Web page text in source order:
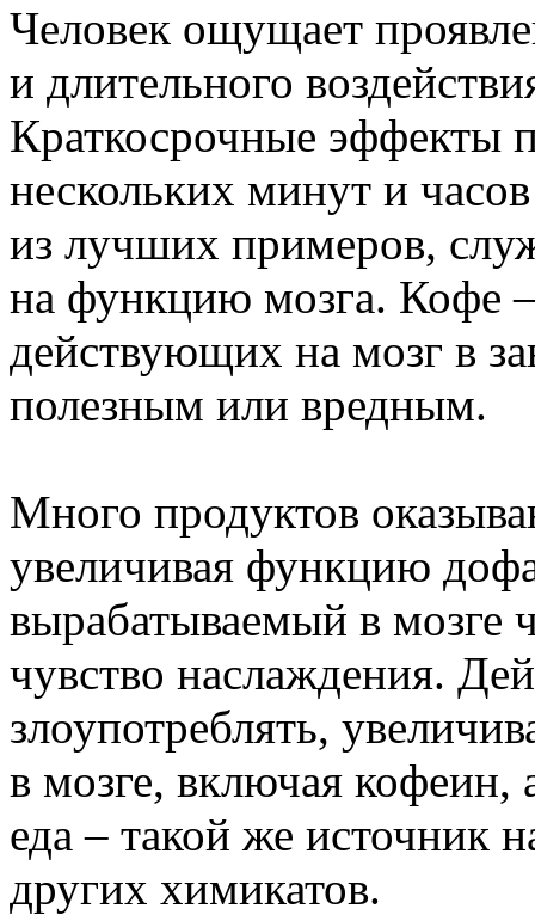
Человек ощущает
и длительного
Краткосрочные эффекты
нескольких минут и
из лучших примеров,
на функцию мозга. Кофе
действующих на мозг в
полезным или вредным.
Много продуктов
увеличивая функцию
вырабатываемый в мозге
чувство наслаждения.
злоупотреблять,
в мозге, включая кофеин,
еда – такой же источник
других химикатов.